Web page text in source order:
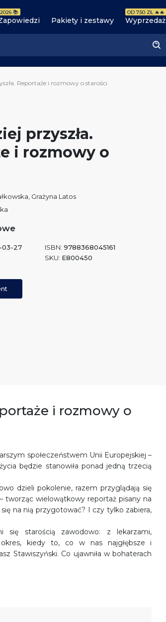
2026 📚
Pakiety i zestawy Wyprzedaż
OD 7.50 ZŁ 🔥🔥
Reportaże i rozmowy o starości
przyszła.
i rozmowy o
Grażyna Latos
03-27
ISBN: 9788368045161
SKU: E800450
i rozmowy o
społeczeństwem Unii Europejskiej –
będzie stanowiła ponad jedną trzecią
dzieli pokolenie, razem przyglądają się
tworząc wielowątkowy reportaż pisany na
na nią przygotować? I czy tylko zabiera,
się starością zawodowo: z lekarzami,
kiedy to, co w nas najgłębsze i
Stawiszyński. Co ujawniła w bohaterach